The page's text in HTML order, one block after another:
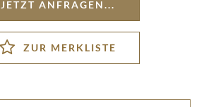
JETZT ANFRAGEN...